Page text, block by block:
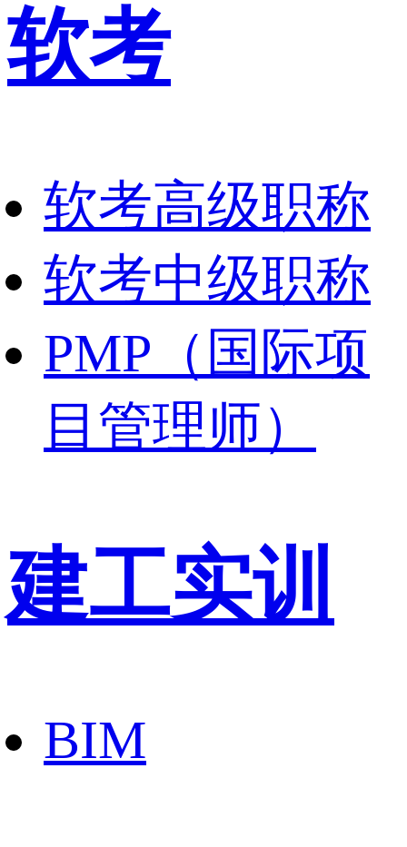
软考
软考高级职称
软考中级职称
PMP（国际项
目管理师）
建工实训
BIM